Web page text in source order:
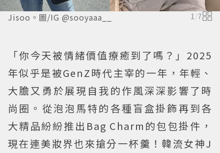
Jisoo。圖/IG @sooyaaa__ 1/7
「你今天被情緒價值療癒到了嗎？」2025
年似乎是被GenZ時代主宰的一年，年輕、
大膽又勇於展現自我的作風深深影響了時
尚圈。從泡泡馬特的各種盲盒掛飾再到各
大精品紛紛推出Bag Charm的包包掛件，
現在連美妝界也來搶分一杯羹！韓流女神J